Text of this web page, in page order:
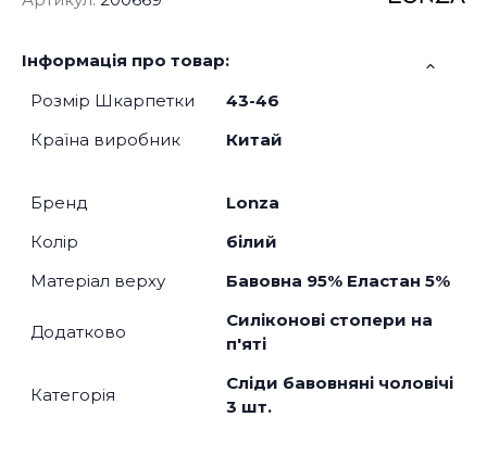
Інформація про товар:
Розмір Шкарпетки
43-46
Країна виробник
Китай
Бренд
Lonza
Колір
білий
Матеріал верху
Бавовна 95% Еластан 5%
Додатково
Силіконові стопери на
п'яті
Категорія
Сліди бавовняні чоловічі
3 шт.